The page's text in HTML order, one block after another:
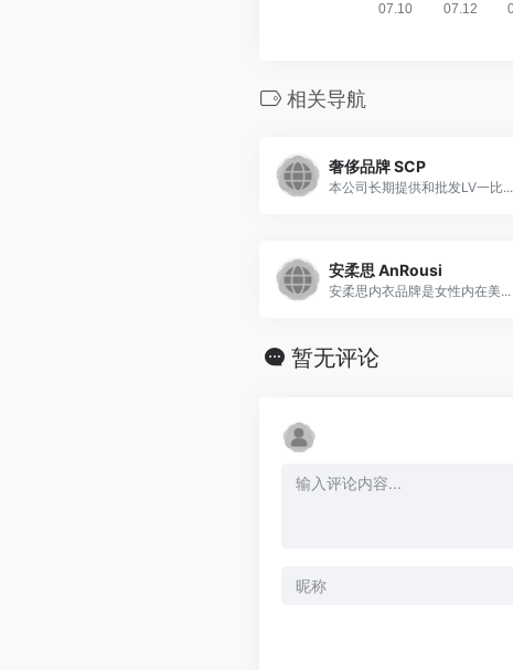
相关导航
奢侈品牌 SCP
本公司长期提供和批发LV一比...
安柔思 AnRousi
安柔思内衣品牌是女性内在美...
暂无评论